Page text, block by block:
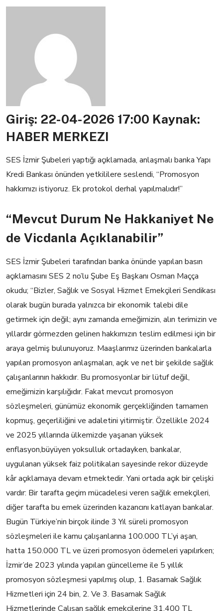
Giriş: 22-04-2026 17:00 Kaynak:
HABER MERKEZI
SES İzmir Şubeleri yaptığı açıklamada, anlaşmalı banka Yapı
Kredi Bankası önünden yetkililere seslendi, “Promosyon
hakkımızı istiyoruz. Ek protokol derhal yapılmalıdır!”
“Mevcut Durum Ne Hakkaniyet Ne
de Vicdanla Açıklanabilir”
SES İzmir Şubeleri tarafından banka önünde yapılan basın
açıklamasını SES 2 no’lu Şube Eş Başkanı Osman Maçça
okudu; “Bizler, Sağlık ve Sosyal Hizmet Emekçileri Sendikası
olarak bugün burada yalnızca bir ekonomik talebi dile
getirmek için değil; aynı zamanda emeğimizin, alın terimizin ve
yıllardır görmezden gelinen hakkımızın teslim edilmesi için bir
araya gelmiş bulunuyoruz. Maaşlarımız üzerinden bankalarla
yapılan promosyon anlaşmaları, açık ve net bir şekilde sağlık
çalışanlarının hakkıdır. Bu promosyonlar bir lütuf değil,
emeğimizin karşılığıdır. Fakat mevcut promosyon
sözleşmeleri, günümüz ekonomik gerçekliğinden tamamen
kopmuş, geçerliliğini ve adaletini yitirmiştir. Özellikle 2024
ve 2025 yıllarında ülkemizde yaşanan yüksek
enflasyon,büyüyen yoksulluk ortadayken, bankalar,
uygulanan yüksek faiz politikaları sayesinde rekor düzeyde
kâr açıklamaya devam etmektedir. Yani ortada açık bir çelişki
vardır: Bir tarafta geçim mücadelesi veren sağlık emekçileri,
diğer tarafta bu emek üzerinden kazancını katlayan bankalar.
Bugün Türkiye’nin birçok ilinde 3 Yıl süreli promosyon
sözleşmeleri ile kamu çalışanlarına 100.000 TL’yi aşan,
hatta 150.000 TL ve üzeri promosyon ödemeleri yapılırken;
İzmir’de 2023 yılında yapılan güncelleme ile 5 yıllık
promosyon sözleşmesi yapılmış olup, 1. BasamakSağlık
Hizmetleri için 24 bin, 2. Ve 3. Basamak Sağlık
Hizmetlerinde Çalışan sağlık emekçilerine 31.400 TL